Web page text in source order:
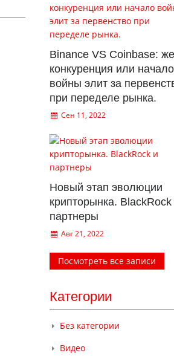
Binance VS Coinbase:
конкуренция или начало
войны элит за
при переделе рынка.
Сен 11, 2022
Новый этап эволюции
крипторынка. BlackRock
партнеры
Авг 21, 2022
Посмотреть все записи
Категории
Без категории
Видео